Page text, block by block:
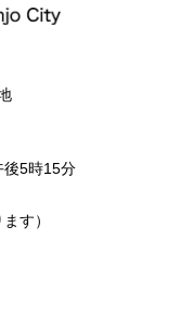
後5時15分
す）